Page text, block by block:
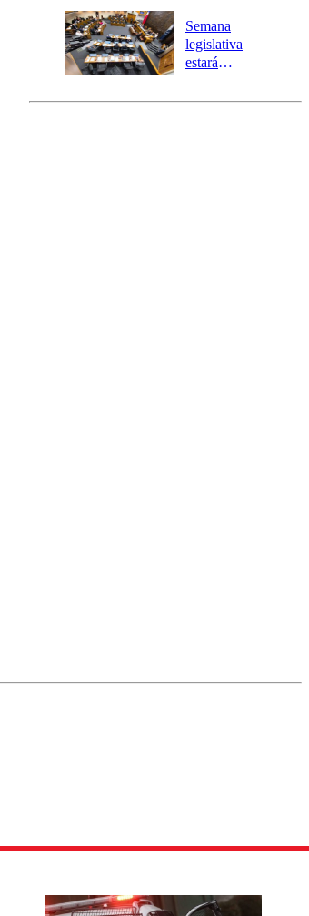
Preventiva en
tres comunas
Semana
legislativa
estará
el fin de la